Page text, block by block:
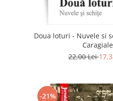
Doua loturi - Nuvele si
Caragiale
22,00 Lei
-21%